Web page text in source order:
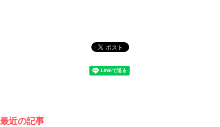
最近の記事